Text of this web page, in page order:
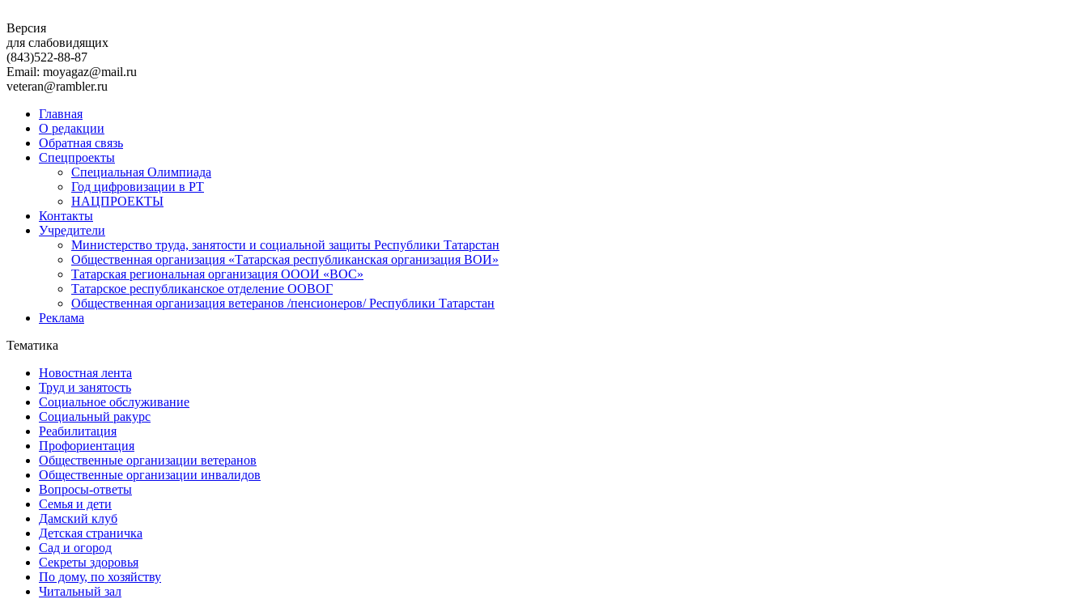
Версия
для слабовидящих
(843)522-88-87
Email: moyagaz@mail.ru
veteran@rambler.ru
Главная
О редакции
Обратная связь
Спецпроекты
Специальная Олимпиада
Год цифровизации в РТ
НАЦПРОЕКТЫ
Контакты
Учредители
Министерство труда, занятости и социальной защиты Республики Татарстан
Общественная организация «Татарская республиканская организация ВОИ»
Татарская региональная организация ОООИ «ВОС»
Татарское республиканское отделение ООВОГ
Общественная организация ветеранов /пенсионеров/ Республики Татарстан
Реклама
Тематика
Новостная лента
Труд и занятость
Социальное обслуживание
Социальный ракурс
Реабилитация
Профориентация
Общественные организации ветеранов
Общественные организации инвалидов
Вопросы-ответы
Семья и дети
Дамский клуб
Детская страничка
Сад и огород
Секреты здоровья
По дому, по хозяйству
Читальный зал